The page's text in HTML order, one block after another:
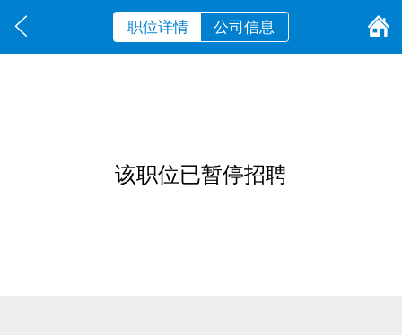
职位详情 公司信息
该职位已暂停招聘